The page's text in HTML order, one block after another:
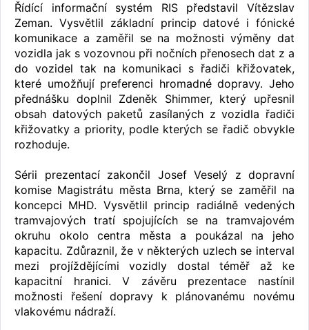
Řídící informační systém RIS představil Vítězslav
Zeman. Vysvětlil základní princip datové i fónické
komunikace a zaměřil se na možnosti výměny dat
vozidla jak s vozovnou při nočních přenosech dat z a
do vozidel tak na komunikaci s řadiči křižovatek,
které umožňují preferenci hromadné dopravy. Jeho
přednášku doplnil Zdeněk Shimmer, který upřesnil
obsah datových paketů zasílaných z vozidla řadiči
křižovatky a priority, podle kterých se řadič obvykle
rozhoduje.
Sérii prezentací zakončil Josef Veselý z dopravní
komise Magistrátu města Brna, který se zaměřil na
koncepci MHD. Vysvětlil princip radiálně vedených
tramvajových tratí spojujících se na tramvajovém
okruhu okolo centra města a poukázal na jeho
kapacitu. Zdůraznil, že v některých uzlech se interval
mezi projíždějícími vozidly dostal téměř až ke
kapacitní hranici. V závěru prezentace nastínil
možnosti řešení dopravy k plánovanému novému
vlakovému nádraží.